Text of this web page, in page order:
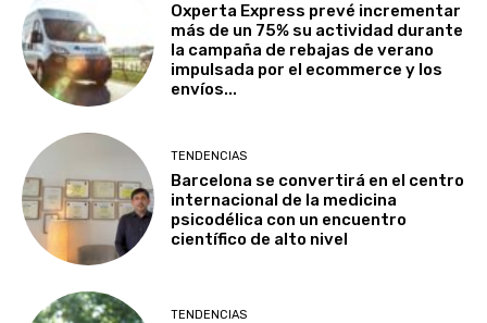
Oxperta Express prevé incrementar
más de un 75% su actividad durante
la campaña de rebajas de verano
impulsada por el ecommerce y los
envíos...
TENDENCIAS
Barcelona se convertirá en el centro
internacional de la medicina
psicodélica con un encuentro
científico de alto nivel
TENDENCIAS